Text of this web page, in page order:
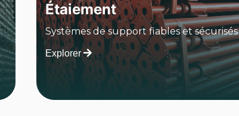
Étaiement
Systèmes de support fiables et sécurisés
Explorer